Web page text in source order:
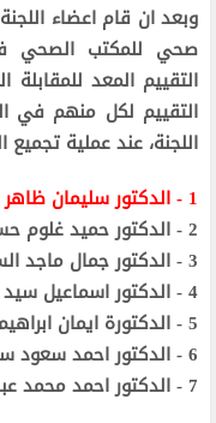
وبعد ان قام اعضاء
صحي للمكتب الصحي
التقييم المعد
التقييم لكل منهم في
اللجنة، عند عملية تجميع
1 - الدكتور سليمان ظاهر ماضي الحربش 190 درجة
2 - الدكتور حميد غلوم حسن محمد 168 درجة
3 - الدكتور جمال ماجد السلطان السالم 163 درجة
4 - الدكتور اسماعيل سيد اسماعيل بهبهاني 160 درجة
5 - الدكتورة ايمان ابراهيم صرخوه 150 درجة
6 - الدكتور احمد سعود سويلم فهد الحسيني 144 درجة
7 - الدكتور احمد محمد عبدالله الكندري 140 درجة